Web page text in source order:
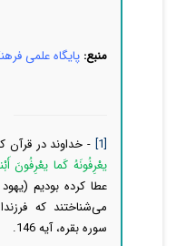
منبع:پایگاه علمی
[1] - خداوند در قرآن
یعْرِفُونَهُ كَما یعْرِفُونَ
عطا کرده بودیم
می‌شناختند که
سوره بقره، آیه 146.